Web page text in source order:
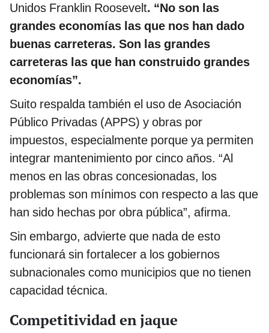
Unidos Franklin Roosevelt. “No son las
grandes economías las que nos han dado
buenas carreteras. Son las grandes
carreteras las que han construido grandes
economías”.
Suito respalda también el uso de Asociación
Público Privadas (APPS) y obras por
impuestos, especialmente porque ya permiten
integrar mantenimiento por cinco años. “Al
menos en las obras concesionadas, los
problemas son mínimos con respecto a las que
han sido hechas por obra pública”, afirma.
Sin embargo, advierte que nada de esto
funcionará sin fortalecer a los gobiernos
subnacionales como municipios que no tienen
capacidad técnica.
Competitividad en jaque